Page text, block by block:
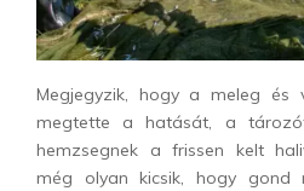
Megjegyzik, hogy a meleg és
megtette a hatását, a
hemzsegnek a frissen kelt
még olyan kicsik, hogy gond